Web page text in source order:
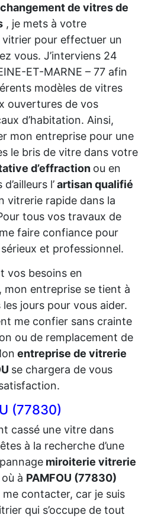
de vitres de
, je mets à votre
pour effectuer un
vous. J’interviens 24
ET-MARNE – 77 afin
modèles de vitres
ouvertures de vos
d’habitation. Ainsi,
mon entreprise pour une
le bris de vitre dans votre
d’effraction ou en
l’artisan qualifié
vitrerie rapide dans la
tous vos travaux de
faire confiance pour
et professionnel.
vos besoins en
mon entreprise se tient à
jours pour vous aider.
me confier sans crainte
ou de remplacement de
entreprise de vitrerie
se chargera de vous
(77830)
cassé une vitre dans
à la recherche d’une
miroiterie vitrerie
à PAMFOU (77830)
me contacter, car je suis
qui s’occupe de tout